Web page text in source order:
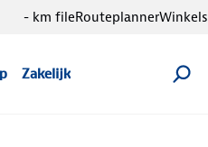
Zakelijk
- km fileRouteplannerWinkels